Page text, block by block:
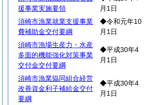
援事業実施要領
月1日
須崎市漁業就業支援事業
費補助金交付要綱
◆令和元年10
月1日
須崎市漁場生産力・水産
多面的機能強化対策事業
交付金交付要綱
◆平成30年4
月1日
須崎市漁業協同組合経営
改善資金利子補給金交付
要綱
◆平成30年4
月1日